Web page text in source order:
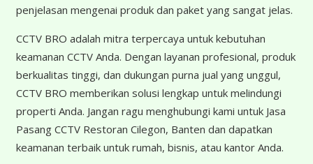
penjelasan mengenai produk dan paket yang sangat jelas.
CCTV BRO adalah mitra terpercaya untuk kebutuhan
keamanan CCTV Anda. Dengan layanan profesional, produk
berkualitas tinggi, dan dukungan purna jual yang unggul,
CCTV BRO memberikan solusi lengkap untuk melindungi
properti Anda. Jangan ragu menghubungi kami untuk Jasa
Pasang CCTV Restoran Cilegon, Banten dan dapatkan
keamanan terbaik untuk rumah, bisnis, atau kantor Anda.